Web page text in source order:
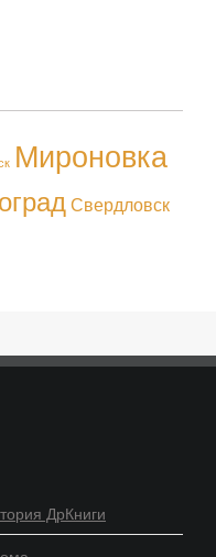
Мироновка
Свердловск
ДрКниги